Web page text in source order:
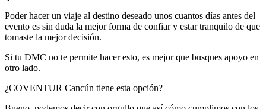
Poder hacer un viaje al destino deseado unos cuantos días antes del
evento es sin duda la mejor forma de confiar y estar tranquilo de que
tomaste la mejor decisión.
Si tu DMC no te permite hacer esto, es mejor que busques apoyo en
otro lado.
¿COVENTUR Cancún tiene esta opción?